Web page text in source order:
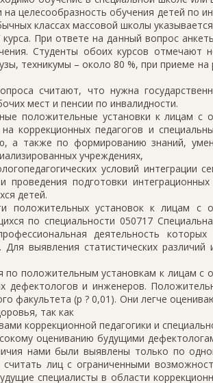
целесообразность обучения детей по
классах массовой школы
При ответе на данный вопрос
Студенты обоих курсов отмечают
техникумы – около 80 %, при приеме на
считают, что нужна
мест и пенсии по инвалидности.
положительные установки к лицам с
коррекционных педагогов и
а также по формированию знаний,
учреждениях,
условий интеграции
подготовки интеграционных
детей.
положительных установок к лицам с
по специальности 050717
деятельность
выявления статистических различий
по положительным установкам к лицам с
дефектологов и инженеров.
факультета (p ? 0,01). Они легче
так как
коррекционной педагогики и
оцениванию будущими
нами были выявлены только по
лиц с ограниченными
специалисты в области